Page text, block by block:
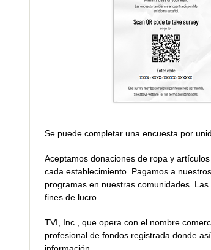
Se puede completar una encuesta por
Aceptamos donaciones de ropa y
cada establecimiento. Pagamos a
programas en nuestras comunidades.
fines de lucro.
TVI, Inc., que opera con el nombre
profesional de fondos registrada donde
información.